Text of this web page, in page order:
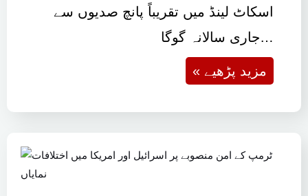
اسکاٹ لینڈ میں تقریباً پانچ صدیوں سے
جاری سالانہ گوگا…
« مزید پڑھیے